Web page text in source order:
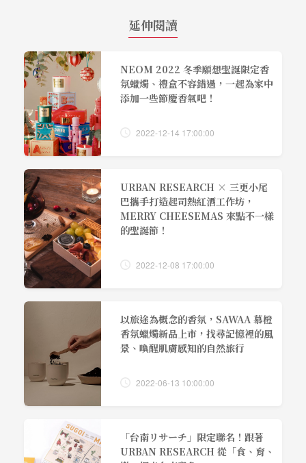
延伸閱讀
NEOM 2022 冬季願想聖誕限定香
氛蠟燭、禮盒不容錯過，一起為家中
添加一些節慶香氣吧！
2022-12-14 17:00:00
URBAN RESEARCH × 三更小尾
巴攜手打造起司熱紅酒工作坊，
MERRY CHEESEMAS 來點不一樣
的聖誕節！
2022-12-08 17:00:00
以旅途為概念的香氛，SAWAA 慕橙
香氛蠟燭新品上市，找尋記憶裡的風
景、喚醒肌膚感知的自然旅行
2022-06-13 10:00:00
「台南リサーチ」限定聯名！跟著
URBAN RESEARCH 從「食、育、